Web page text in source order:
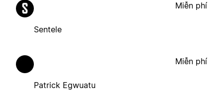
Sentele
Miễn phí
Patrick Egwuatu
Miễn phí